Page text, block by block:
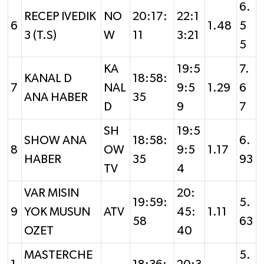
6
RECEP IVEDIK
3 (T.S)
NO
W
20:17:
11
22:1
3:21
1.48
6.
5
5
7
KANAL D
ANA HABER
KA
NAL
D
18:58:
35
19:5
9:5
9
1.29
7.
6
7
8
SHOW ANA
HABER
SH
OW
TV
18:58:
35
19:5
9:5
4
1.17
6.
93
9
VAR MISIN
YOK MUSUN
OZET
ATV
19:59:
58
20:
45:
40
1.11
5.
63
MASTERCHE
5.